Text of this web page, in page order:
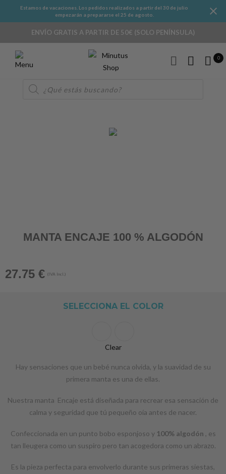
Estamos de vacaciones. Los pedidos realizados a partir del 30 de julio
empezarán a prepararse el 25 de agosto.
ENVÍO GRATIS A PARTIR DE 50€ (SOLO PENÍNSULA)
0
de
productos
MANTA ENCAJE 100 % ALGODÓN
27.75 € (IVA Incl.)
SELECCIONA EL COLOR
Clear
Hay sensaciones que un bebé nunca olvida, y la suavidad de su
primera manta es una de ellas.
Nuestra manta Encaje está diseñada para recrear esa sensación de
calma y seguridad que tú pequeño oía antes de nacer.
Confeccionada en un punto bobo esponjoso y 100% algodón , es
tan lleugera como un suspiro pero tan acogedora como un abrazo.
Es la pieza perfecta para envolverlo durante sus primeras siestas,